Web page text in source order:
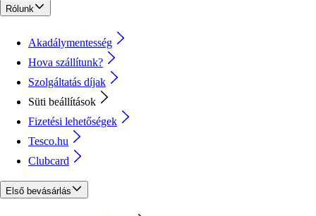
Rólunk
Akadálymentesség
Hova szállítunk?
Szolgáltatás díjak
Süti beállítások
Fizetési lehetőségek
Tesco.hu
Clubcard
Első bevásárlás